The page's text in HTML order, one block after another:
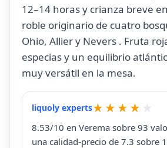
12–14 horas y crianza breve
roble originario de cuatro
Ohio, Allier y Nevers . Fruta
especias y un equilibrio
muy versátil en la mesa.
liquoly experts
8.53/10 en Verema sobre 93
una calidad-precio de 7.3 sobre